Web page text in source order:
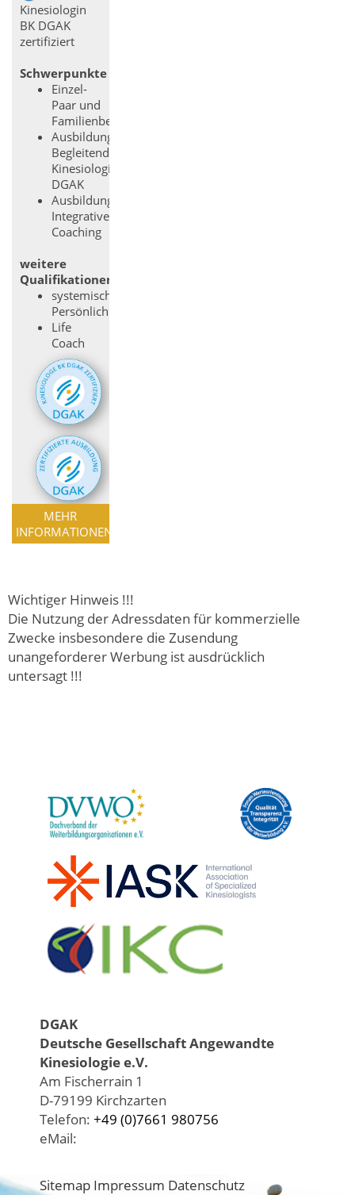
Kinesiologin
BK DGAK
zertifiziert
Schwerpunkte
Einzel-
Paar und
Familienberatung
Ausbildung:
Begleitende
Kinesiologie
DGAK
Ausbildung:
Integratives
Coaching
weitere
Qualifikationen
systemische
Persönlichkeitsberaterin
Life
Coach
MEHR
INFORMATIONEN
Wichtiger Hinweis !!!
Die Nutzung der Adressdaten für kommerzielle
Zwecke insbesondere die Zusendung
unangeforderer Werbung ist ausdrücklich
untersagt !!!
DGAK
Deutsche Gesellschaft Angewandte
Kinesiologie e.V.
Am Fischerrain 1
D-79199 Kirchzarten
Telefon: +49 (0)7661 980756
eMail:
Sitemap Impressum Datenschutz